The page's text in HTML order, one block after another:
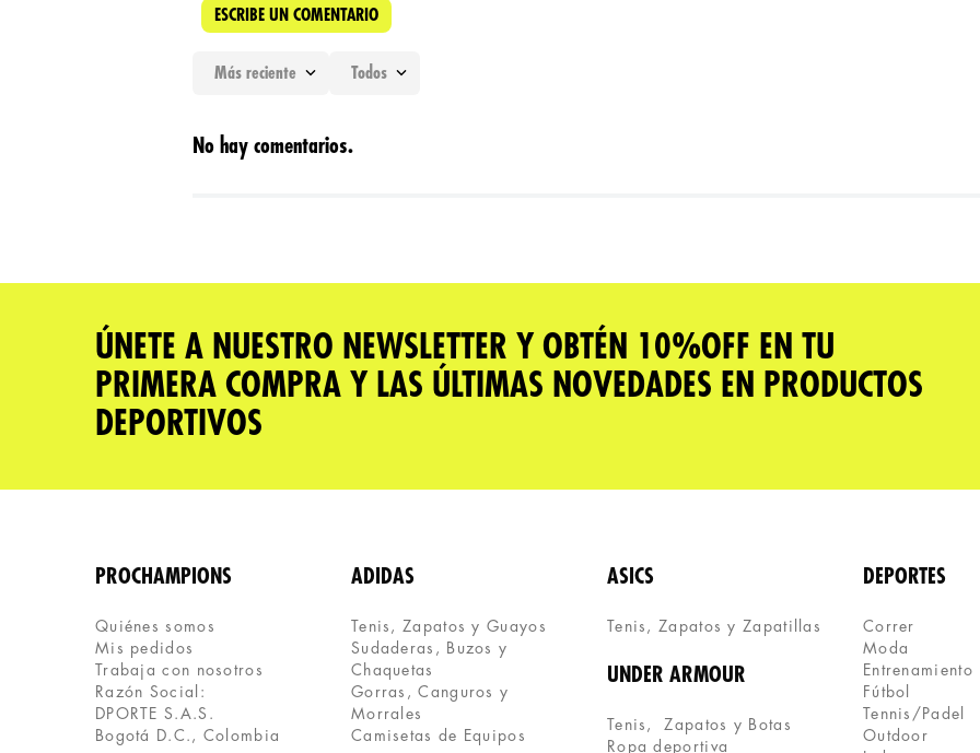
ESCRIBE UN COMENTARIO
★★★★★
Dirección de email
ENVIAR COMENTARIO
Más reciente Todos
No hay comentarios.
ÚNETE A NUESTRO NEWSLETTER Y OBTÉN 10%OFF EN TU
PRIMERA COMPRA Y LAS ÚLTIMAS NOVEDADES EN PRODUCTOS
DEPORTIVOS
PROCHAMPIONS
Quiénes somos
Mis pedidos
Trabaja con nosotros
Razón Social:
DPORTE S.A.S.
Bogotá D.C., Colombia
ADIDAS
Tenis, Zapatos y Guayos
Sudaderas, Buzos y
Chaquetas
Gorras, Canguros y
Morrales
Camisetas de Equipos
ASICS
Tenis, Zapatos y Zapatillas
UNDER ARMOUR
Tenis,  Zapatos y Botas
Ropa deportiva
DEPORTES
Correr
Moda
Entrenamiento
Fútbol
Tennis/Padel
Outdoor